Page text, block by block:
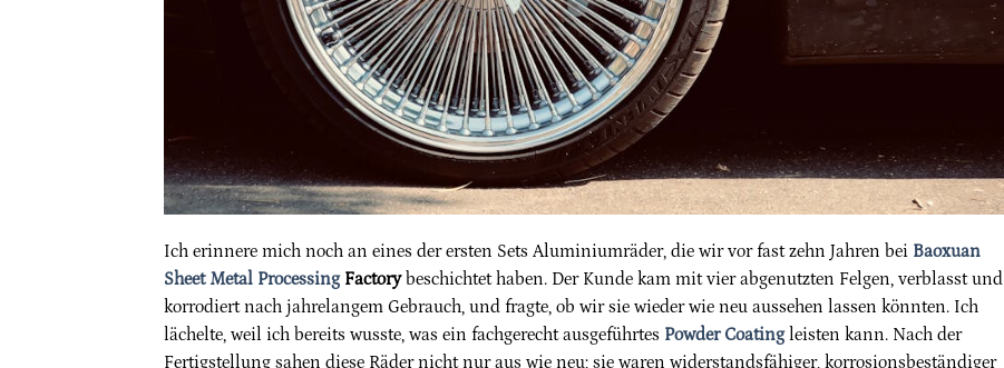
Ich erinnere mich noch an eines der ersten Sets Aluminiumräder, die wir vor fast zehn Jahren bei Baoxuan
Sheet Metal ProcessingFactorybeschichtet haben. Der Kunde kam mit vier abgenutzten Felgen, verblasst und
korrodiert nach jahrelangem Gebrauch, und fragte, ob wir sie wieder wie neu aussehen lassen könnten. Ich
lächelte, weil ich bereits wusste, was ein fachgerecht ausgeführtes Powder Coatingleisten kann. Nach der
Fertigstellung sahen diese Räder nicht nur aus wie neu; sie waren widerstandsfähiger, korrosionsbeständiger